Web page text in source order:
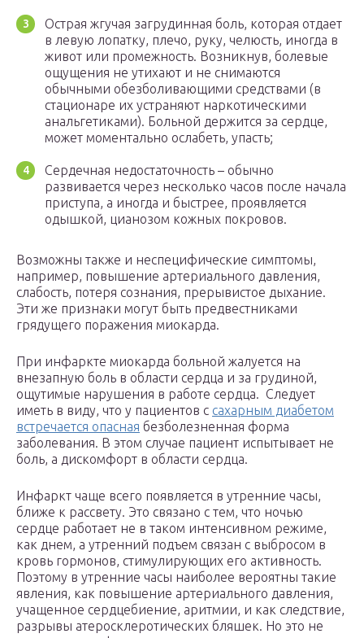
Острая жгучая загрудинная боль, которая отдает
в левую лопатку, плечо, руку, челюсть, иногда в
живот или промежность. Возникнув, болевые
ощущения не утихают и не снимаются
обычными обезболивающими средствами (в
стационаре их устраняют наркотическими
анальгетиками). Больной держится за сердце,
может моментально ослабеть, упасть;
Сердечная недостаточность – обычно
развивается через несколько часов после начала
приступа, а иногда и быстрее, проявляется
одышкой, цианозом кожных покровов.
Возможны также и неспецифические симптомы,
например, повышение артериального давления,
слабость, потеря сознания, прерывистое дыхание.
Эти же признаки могут быть предвестниками
грядущего поражения миокарда.
При инфаркте миокарда больной жалуется на
внезапную боль в области сердца и за грудиной,
ощутимые нарушения в работе сердца. Следует
иметь в виду, что у пациентов с сахарным диабетом
встречается опасная безболезненная форма
заболевания. В этом случае пациент испытывает не
боль, а дискомфорт в области сердца.
Инфаркт чаще всего появляется в утренние часы,
ближе к рассвету. Это связано с тем, что ночью
сердце работает не в таком интенсивном режиме,
как днем, а утренний подъем связан с выбросом в
кровь гормонов, стимулирующих его активность.
Поэтому в утренние часы наиболее вероятны такие
явления, как повышение артериального давления,
учащенное сердцебиение, аритмии, и как следствие,
разрывы атеросклеротических бляшек. Но это не